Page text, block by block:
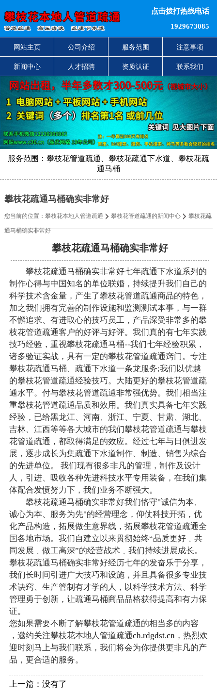
点击拨打热线电话
1929673085
网站主页 公司介绍 服务范围 注意事项
新闻中心 人才招聘 资质认证 联系我们
服务范围：攀枝花管道疏通、攀枝花疏通下水道、攀枝花疏
通马桶
攀枝花疏通马桶确实非常好
您当前的位置： 攀枝花本地人管道疏通 攀枝花管道疏通的新闻中心 攀枝花疏
通马桶确实非常好
攀枝花疏通马桶确实非常好
攀枝花疏通马桶确实非常好七年疏通下水道系列的
制作心得与中国知名的单位联婚，持续提升我们自己的
科学技术含金量，产生了攀枝花管道疏通商品的特色，
加之我们拥有完善的制作设施和监测测试本事，与一群
不懈追求、有进取心的技巧员工，产品深受非常多的攀
枝花管道疏通客户的好评与好评。我们真的有七年实践
技巧经验，重视攀枝花疏通马桶--我们七年经验积累，
诸多验证实战，具有一定的攀枝花管道疏通窍门。专注
攀枝花疏通马桶、疏通下水道一条龙服务;我们以优越
的攀枝花管道疏通经验技巧。大陆更好的攀枝花管道疏
通水平。付与攀枝花管道疏通非常强优势。我们相当注
重攀枝花管道疏通品质和效用。我们真实具备七年实践
经验，已给黑龙江、河南、浙江、宁夏、甘肃、湖北、
吉林、江西等等各大城市的我们攀枝花管道疏通与攀枝
花管道疏通，都取得满足的效应。经过七年与日俱进发
展，逐步成长为集疏通下水道制作、制造、销售为综合
的先进单位。 我们现有很多非凡的管理，制作及设计
人，引进、吸收各种先进科技水平专用装备，在我们集
体配合发愤努力下，我们业务不断强大。
攀枝花疏通马桶确实非常好我们恪守"诚信为本、
诚心为本、服务为先"的经营理念，仰仗科技开拓，优
化产品构造，拓展做生意界线，拓展攀枝花管道疏通全
国各地市场。我们自建立以来贯彻始终“品质更好﹑共
同发展﹑做工高深”的经营战术﹑我们持续进展成长。
攀枝花疏通马桶确实非常好经历七年的发奋乐于分享，
我们长时间引进广大技巧和设施，并且具备很多专业技
术诀窍、生产管制有才学的人，以科学技术方法、科学
管理勇于创新，让疏通马桶商品品格获得提高和有力保
证。
您如果需要不断了解攀枝花管道疏通的相当多的内容
，邀约关注攀枝花本地人管道疏通ch.rdgdst.cn，热烈欢
迎时刻马上与我们联系，我们将会为你提供更非凡的产
品，更合适的服务。
上一篇：没有了